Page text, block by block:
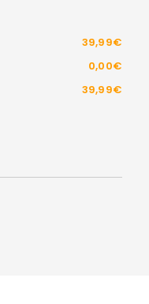
39,99€
0,00€
39,99€